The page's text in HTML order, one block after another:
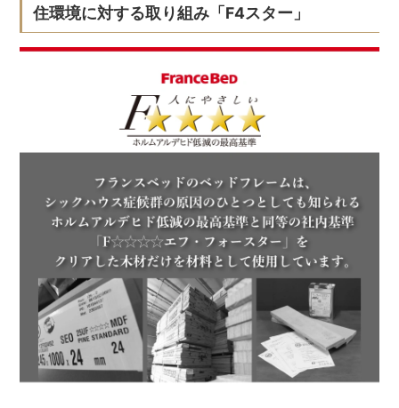
住環境に対する取り組み「F4スター」